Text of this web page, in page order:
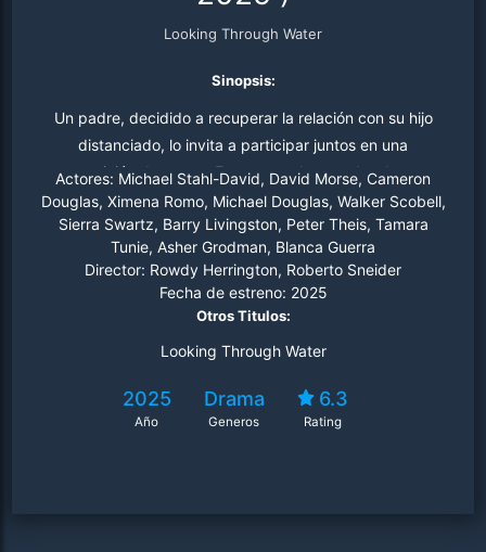
Looking Through Water
Sinopsis:
Un padre, decidido a recuperar la relación con su hijo
distanciado, lo invita a participar juntos en una
competición de pesca. Entre anzuelos y redes, buscan
mucho más que un trofeo: la oportunidad de acercarse y
reconstruir sus lazos.
Actores: Michael Stahl-David, David Morse, Cameron
Douglas, Ximena Romo, Michael Douglas, Walker Scobell,
Sierra Swartz, Barry Livingston, Peter Theis, Tamara
Tunie, Asher Grodman, Blanca Guerra
Director: Rowdy Herrington, Roberto Sneider
Fecha de estreno: 2025
Otros Titulos:
Looking Through Water
2025
Año
Drama
Generos
6.3
Rating